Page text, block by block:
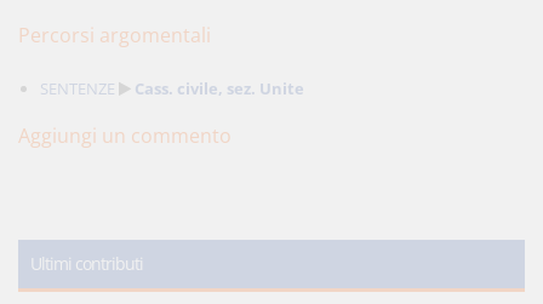
Percorsi argomentali
SENTENZE Cass. civile, sez. Unite
Aggiungi un commento
Ultimi contributi